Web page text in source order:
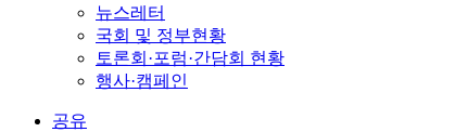
뉴스레터
국회 및 정부현황
토론회·포럼·간담회 현황
행사·캠페인
공유